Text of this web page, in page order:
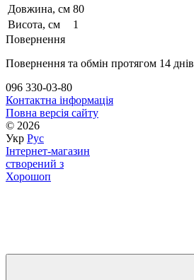
Довжина, см 80
Висота, см
1
Повернення
Повернення та обмін протягом 14 днів
096 330-03-80
Контактна інформація
Повна версія сайту
© 2026
Укр Рус
Інтернет-магазин
створений з
Хорошоп